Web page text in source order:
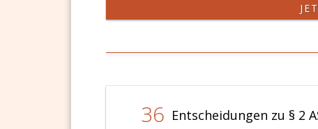
36 Entscheidungen zu § 2